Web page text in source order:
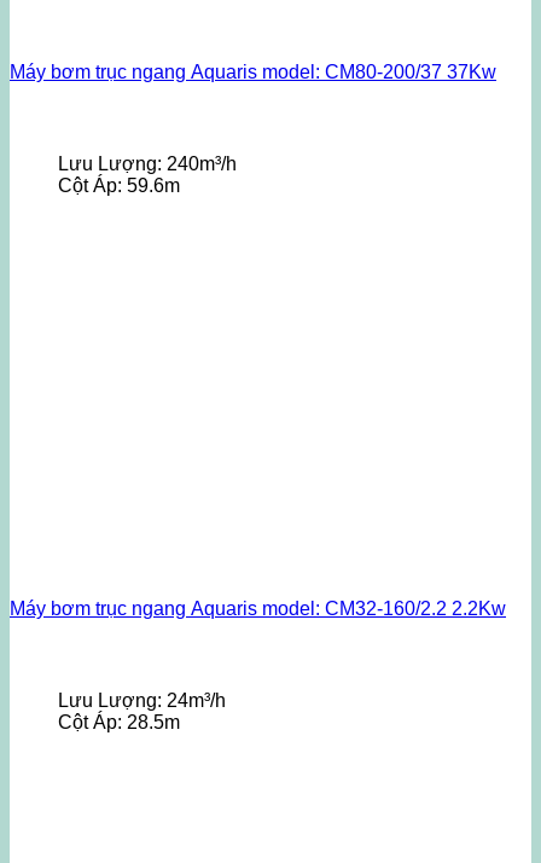
Máy bơm trục ngang Aquaris model: CM80-200/37 37Kw
Lưu Lượng: 240m³/h
Cột Áp: 59.6m
Máy bơm trục ngang Aquaris model: CM32-160/2.2 2.2Kw
Lưu Lượng: 24m³/h
Cột Áp: 28.5m